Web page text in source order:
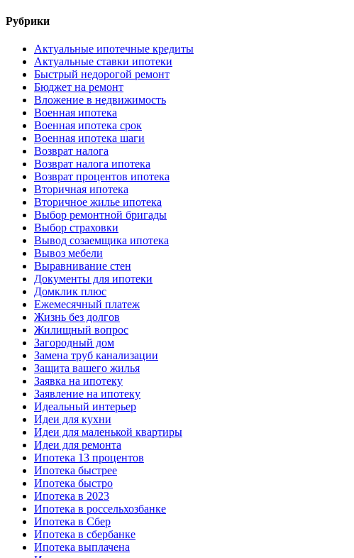
Рубрики
Актуальные ипотечные кредиты
Актуальные ставки ипотеки
Быстрый недорогой ремонт
Бюджет на ремонт
Вложение в недвижимость
Военная ипотека
Военная ипотека срок
Военная ипотека шаги
Возврат налога
Возврат налога ипотека
Возврат процентов ипотека
Вторичная ипотека
Вторичное жилье ипотека
Выбор ремонтной бригады
Выбор страховки
Вывод созаемщика ипотека
Вывоз мебели
Выравнивание стен
Документы для ипотеки
Домклик плюс
Ежемесячный платеж
Жизнь без долгов
Жилищный вопрос
Загородный дом
Замена труб канализации
Защита вашего жилья
Заявка на ипотеку
Заявление на ипотеку
Идеальный интерьер
Идеи для кухни
Идеи для маленькой квартиры
Идеи для ремонта
Ипотека 13 процентов
Ипотека быстрее
Ипотека быстро
Ипотека в 2023
Ипотека в россельхозбанке
Ипотека в Сбер
Ипотека в сбербанке
Ипотека выплачена